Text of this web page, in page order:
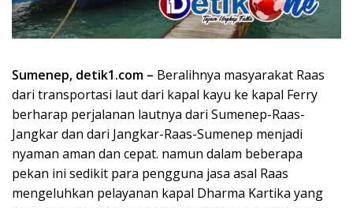
Sumenep, detik1.com – Beralihnya masyarakat Raas
dari transportasi laut dari kapal kayu ke kapal Ferry
berharap perjalanan lautnya dari Sumenep-Raas-
Jangkar dan dari Jangkar-Raas-Sumenep menjadi
nyaman aman dan cepat. namun dalam beberapa
pekan ini sedikit para pengguna jasa asal Raas
mengeluhkan pelayanan kapal Dharma Kartika yang